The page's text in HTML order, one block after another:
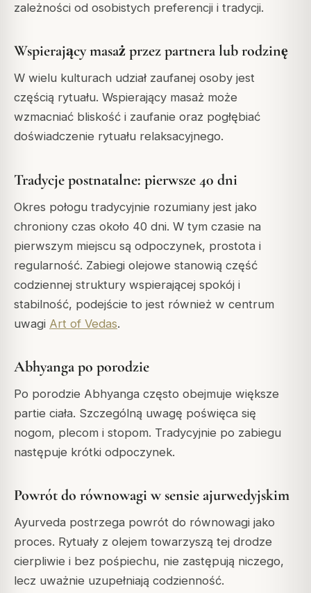
zależności od osobistych preferencji i tradycji.
Wspierający masaż przez partnera lub rodzinę
W wielu kulturach udział zaufanej osoby jest
częścią rytuału. Wspierający masaż może
wzmacniać bliskość i zaufanie oraz pogłębiać
doświadczenie rytuału relaksacyjnego.
Tradycje postnatalne: pierwsze 40 dni
Okres połogu tradycyjnie rozumiany jest jako
chroniony czas około 40 dni. W tym czasie na
pierwszym miejscu są odpoczynek, prostota i
regularność. Zabiegi olejowe stanowią część
codziennej struktury wspierającej spokój i
stabilność, podejście to jest również w centrum
uwagi Art of Vedas.
Abhyanga po porodzie
Po porodzie Abhyanga często obejmuje większe
partie ciała. Szczególną uwagę poświęca się
nogom, plecom i stopom. Tradycyjnie po zabiegu
następuje krótki odpoczynek.
Powrót do równowagi w sensie ajurwedyjskim
Ayurveda postrzega powrót do równowagi jako
proces. Rytuały z olejem towarzyszą tej drodze
cierpliwie i bez pośpiechu, nie zastępują niczego,
lecz uważnie uzupełniają codzienność.